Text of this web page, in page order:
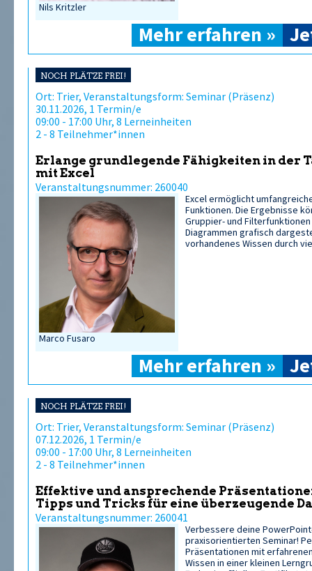
Nils Kritzler
Mehr erfahren »
NOCH PLÄTZE FREI!
Ort: Trier, Veranstaltungsform: Seminar (Präsenz)
30.11.2026, 1 Termin/e
09:00 - 17:00 Uhr, 8 Lerneinheiten
2 - 8 Teilnehmer*innen
Erlange grundlegende Fähigkeiten in der
mit Excel
Veranstaltungsnummer: 260040
Marco Fusaro
Excel ermöglicht
Funktionen. Die Ergebnisse
Gruppier- und
Diagrammen grafisch
vorhandenes Wissen durch
Mehr erfahren »
NOCH PLÄTZE FREI!
Ort: Trier, Veranstaltungsform: Seminar (Präsenz)
07.12.2026, 1 Termin/e
09:00 - 17:00 Uhr, 8 Lerneinheiten
2 - 8 Teilnehmer*innen
Effektive und ansprechende
Tipps und Tricks für eine überzeugende
Veranstaltungsnummer: 260041
Verbessere deine
praxisorientierten Seminar!
Präsentationen mit
Wissen in einer kleinen